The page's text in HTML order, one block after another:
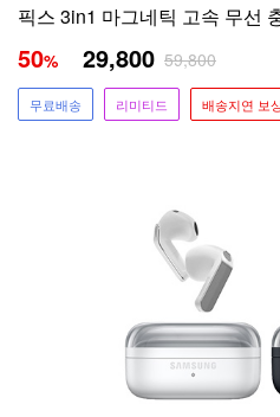
픽스 3in1 마그네틱 고속 무선
50% 29,800 59,800
무료배송 리미티드 배송지연 보